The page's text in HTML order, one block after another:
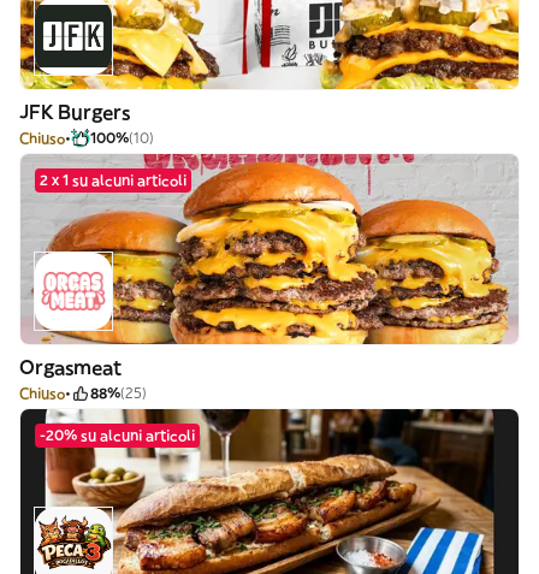
JFK Burgers
Chiuso 100%(10)
2 x 1 su alcuni articoli
Orgasmeat
Chiuso 88%(25)
-20% su alcuni articoli